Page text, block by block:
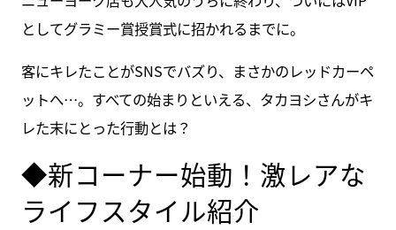
としてグラミー賞授賞式に招かれるまでに。
客にキレたことがSNSでバズり、まさかのレッドカーペ
ットへ…。すべての始まりといえる、タカヨシさんがキ
レた末にとった行動とは？
◆新コーナー始動！激レアな
ライフスタイル紹介